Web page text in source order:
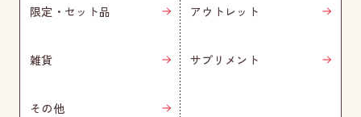
限定・セット品 アウトレット
雑貨 サプリメント
その他